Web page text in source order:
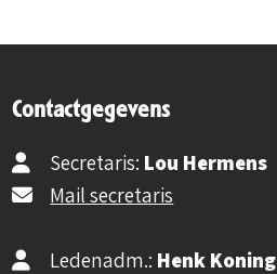
Contactgegevens
Secretaris: Lou Hermens
Mail secretaris
Ledenadm.: Henk Koning